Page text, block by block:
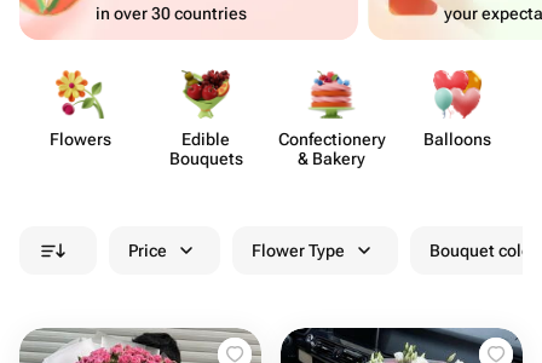
in over 30 countries
your
Flowers
Edible
Bouquets
Confect​ionery
& Bakery
Balloons
Price Flower Type Bouquet